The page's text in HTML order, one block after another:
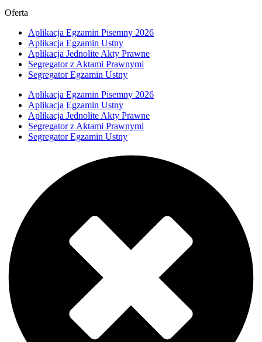
Oferta
Aplikacja Egzamin Pisemny 2026
Aplikacja Egzamin Ustny
Aplikacja Jednolite Akty Prawne
Segregator z Aktami Prawnymi
Segregator Egzamin Ustny
Aplikacja Egzamin Pisemny 2026
Aplikacja Egzamin Ustny
Aplikacja Jednolite Akty Prawne
Segregator z Aktami Prawnymi
Segregator Egzamin Ustny